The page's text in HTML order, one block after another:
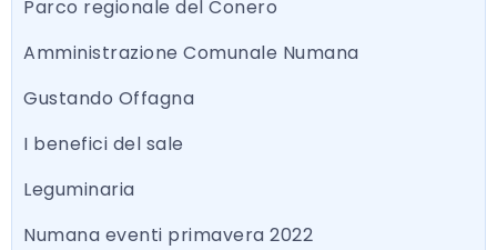
Parco regionale del Conero
Amministrazione Comunale Numana
Gustando Offagna
I benefici del sale
Leguminaria
Numana eventi primavera 2022